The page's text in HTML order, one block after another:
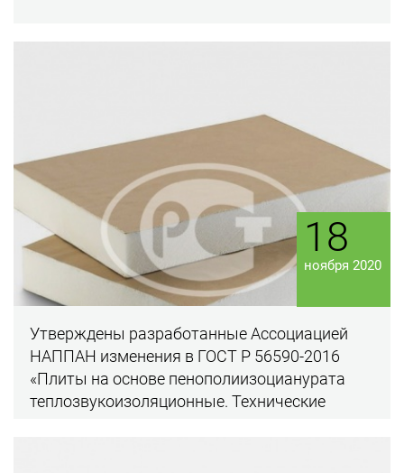
Утверждены разработанные Ассоциацией
НАППАН изменения в ГОСТ Р 56590-2016
«Плиты на основе пенополиизоцианурата
теплозвукоизоляционные. Технические
18
ноября 2020